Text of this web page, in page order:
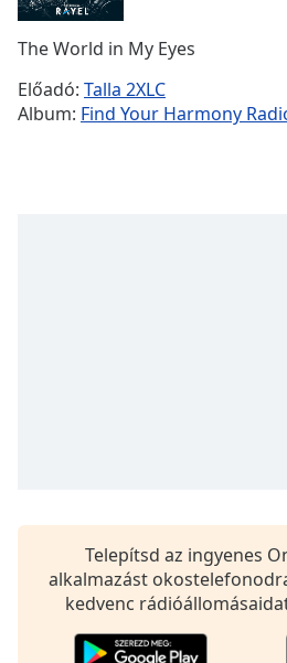
Time-
settings
dialog
subtitles
off,
selected
The World in My Eyes
Előadó: Talla 2XLC
Album: Find Your Harmony
Telepítsd az ingyenes
alkalmazást
kedvenc